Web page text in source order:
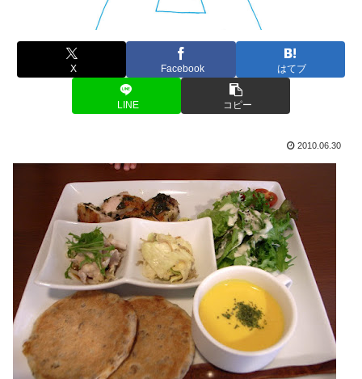
X Facebook はてブ
LINE コピー
2010.06.30